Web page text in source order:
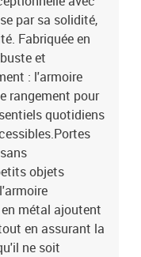
par sa solidité,
Fabriquée en
et
: l'armoire
rangement pour
quotidiens
objets
métal ajoutent
en assurant la
ne soit